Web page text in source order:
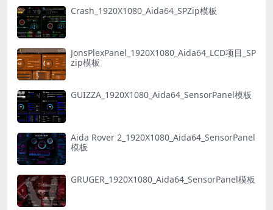
Crash_1920X1080_Aida64_SPZip模板
JonsPlexPanel_1920X1080_Aida64_LCD项目_SP
zip模板
GUIZZA_1920X1080_Aida64_SensorPanel模板
Aida Rover 2_1920X1080_Aida64_SensorPanel
模板
GRUGER_1920X1080_Aida64_SensorPanel模板